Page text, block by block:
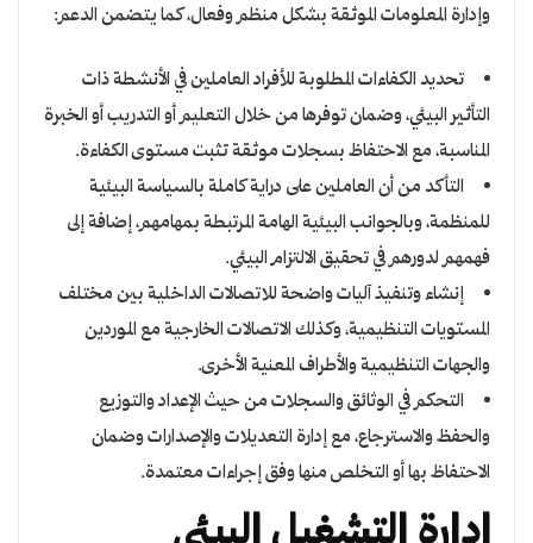
وإدارة المعلومات الموثقة بشكل منظم وفعال، كما يتضمن الدعم:
تحديد الكفاءات المطلوبة للأفراد العاملين في الأنشطة ذات
التأثير البيئي، وضمان توفرها من خلال التعليم أو التدريب أو الخبرة
المناسبة، مع الاحتفاظ بسجلات موثقة تثبت مستوى الكفاءة.
التأكد من أن العاملين على دراية كاملة بالسياسة البيئية
للمنظمة، وبالجوانب البيئية الهامة المرتبطة بمهامهم، إضافة إلى
فهمهم لدورهم في تحقيق الالتزام البيئي.
إنشاء وتنفيذ آليات واضحة للاتصالات الداخلية بين مختلف
المستويات التنظيمية، وكذلك الاتصالات الخارجية مع الموردين
والجهات التنظيمية والأطراف المعنية الأخرى.
التحكم في الوثائق والسجلات من حيث الإعداد والتوزيع
والحفظ والاسترجاع، مع إدارة التعديلات والإصدارات وضمان
الاحتفاظ بها أو التخلص منها وفق إجراءات معتمدة.